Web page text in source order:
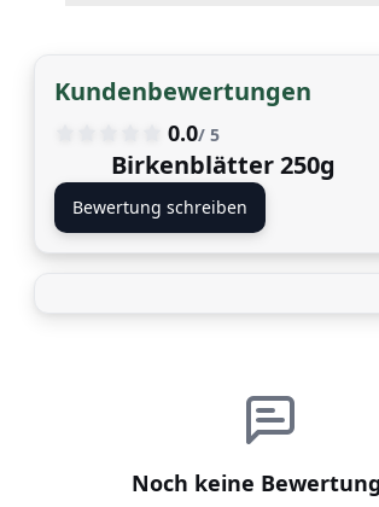
Kundenbewertungen
0.0/ 5
Birkenblätter 250g
Bewertung schreiben
Noch keine